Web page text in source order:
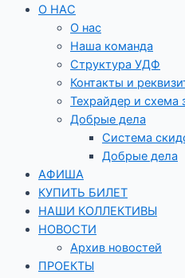
О НАС
О нас
Наша команда
Структура УДФ
Контакты и
Техрайдер и схема
Добрые дела
Система
Добрые дела
АФИША
КУПИТЬ БИЛЕТ
НАШИ КОЛЛЕКТИВЫ
НОВОСТИ
Архив новостей
ПРОЕКТЫ